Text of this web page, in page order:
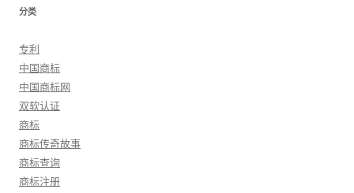
分类
专利
中国商标
中国商标网
双软认证
商标
商标传奇故事
商标查询
商标注册